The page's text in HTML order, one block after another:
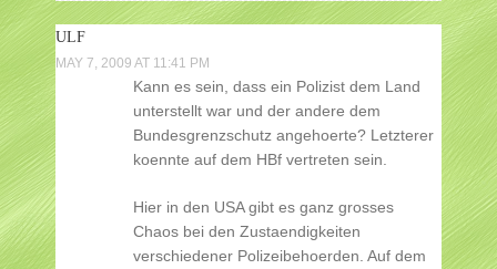
ULF
MAY 7, 2009 AT 11:41 PM
Kann es sein, dass ein Polizist dem Land
unterstellt war und der andere dem
Bundesgrenzschutz angehoerte? Letzterer
koennte auf dem HBf vertreten sein.
Hier in den USA gibt es ganz grosses
Chaos bei den Zustaendigkeiten
verschiedener Polizeibehoerden. Auf dem